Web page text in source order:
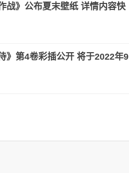
战》公布夏末壁纸 详情内容快
》第4卷彩插公开 将于2022年9